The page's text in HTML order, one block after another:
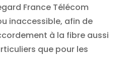
France Télécom
inaccessible, afin de
à la fibre aussi
que pour les